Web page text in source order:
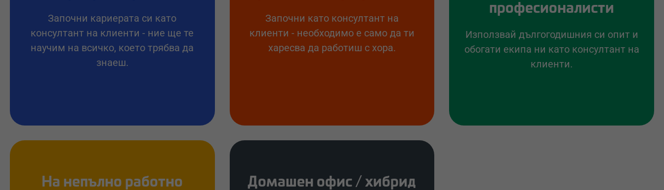
Започни кариерата си като
консултант на клиенти - ние ще те
научим на всичко, което трябва да
знаеш.
Започни като консултант на
клиенти - необходимо е само да ти
харесва да работиш с хора.
професионалисти
Използвай дългогодишния си опит и
обогати екипа ни като консултант на
клиенти.
На непълно работно
Домашен офис / хибрид